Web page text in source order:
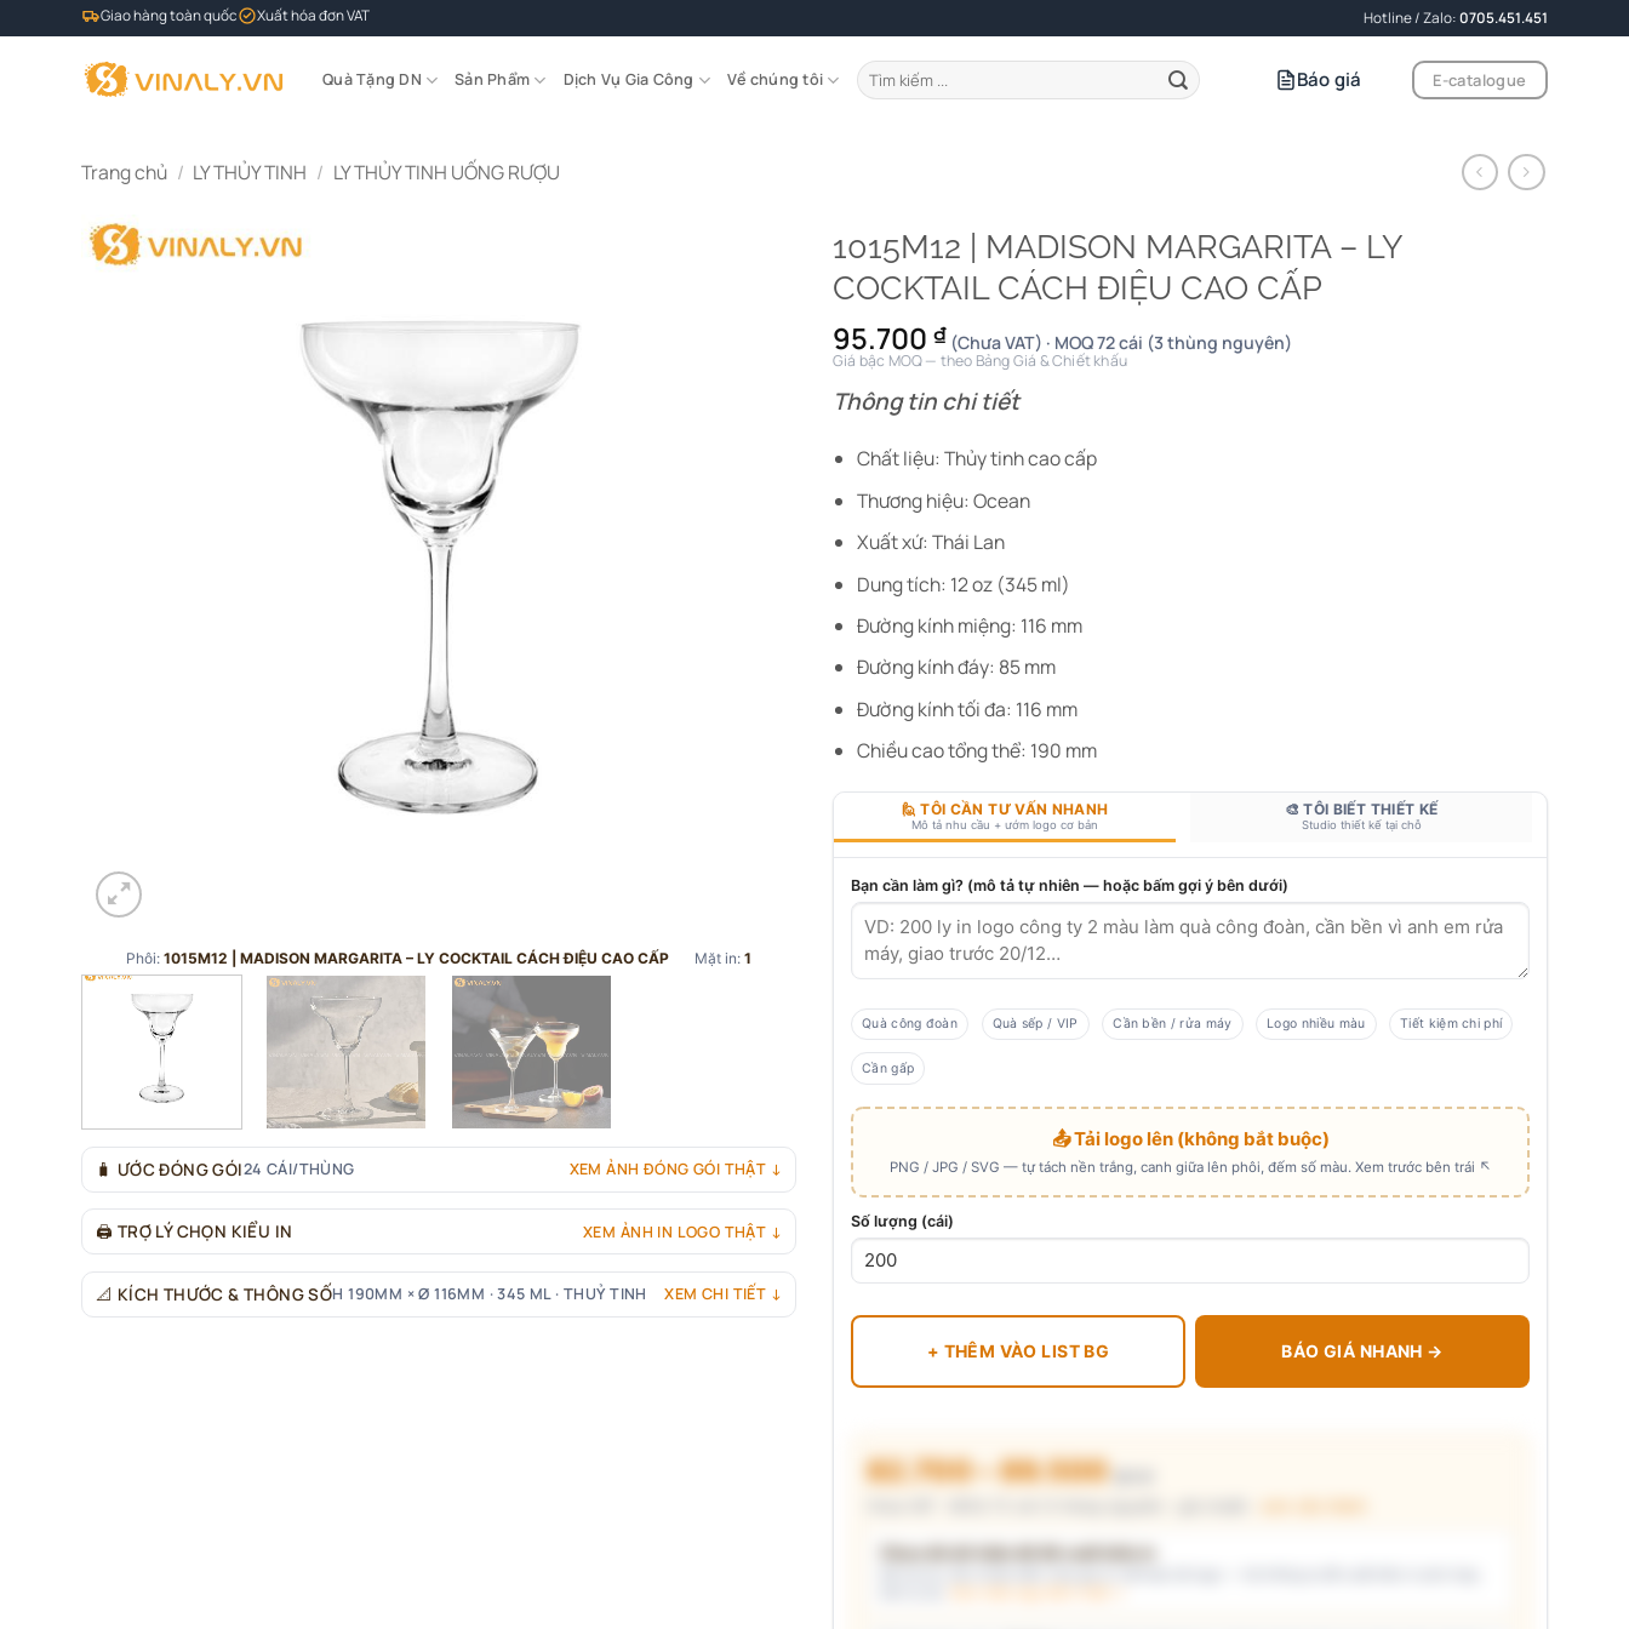
qua
Giao hàng toàn quốc Xuất hóa đơn VAT Hotline / Zalo:0705.451.451
Quà Tặng DN Sản Phẩm Dịch Vụ Gia Công Về chúng tôi
Tìm
kiếm:
Báo giá E-catalogue
Trang chủ / LY THỦY TINH / LY THỦY TINH UỐNG RƯỢU
Phôi: 1015M12 | MADISON MARGARITA – LY COCKTAIL CÁCH ĐIỆU CAO CẤP Mặt in: 1
🧳 ƯỚC ĐÓNG GÓI24 CÁI/THÙNG XEM ẢNH ĐÓNG GÓI THẬT ↓
🖨 TRỢ LÝ CHỌN KIỂU IN XEM ẢNH IN LOGO THẬT ↓
📐 KÍCH THƯỚC & THÔNG SỐH 190MM × Ø 116MM · 345 ML · THUỶ TINH XEM CHI TIẾT ↓
1015M12 | MADISON MARGARITA – LY
COCKTAIL CÁCH ĐIỆU CAO CẤP
95.700 ₫ (Chưa VAT) · MOQ 72 cái (3 thùng nguyên)
Giá bậc MOQ — theo Bảng Giá & Chiết khấu
Thông tin chi tiết
Chất liệu: Thủy tinh cao cấp
Thương hiệu: Ocean
Xuất xứ: Thái Lan
Dung tích: 12 oz (345 ml)
Đường kính miệng: 116 mm
Đường kính đáy: 85 mm
Đường kính tối đa: 116 mm
Chiều cao tổng thể: 190 mm
🙋 TÔI CẦN TƯ VẤN NHANH
Mô tả nhu cầu + ướm logo cơ bản
🎨 TÔI BIẾT THIẾT KẾ
Studio thiết kế tại chỗ
Bạn cần làm gì? (mô tả tự nhiên — hoặc bấm gợi ý bên dưới)
Quà công đoàn Quà sếp / VIP Cần bền / rửa máy Logo nhiều màu Tiết kiệm chi phí
Cần gấp
📤 Tải logo lên (không bắt buộc)
PNG / JPG / SVG — tự tách nền trắng, canh giữa lên phôi, đếm số màu. Xem trước bên trái ↖
Số lượng (cái)
+ THÊM VÀO LIST BG BÁO GIÁ NHANH →
82.700 – 89.500